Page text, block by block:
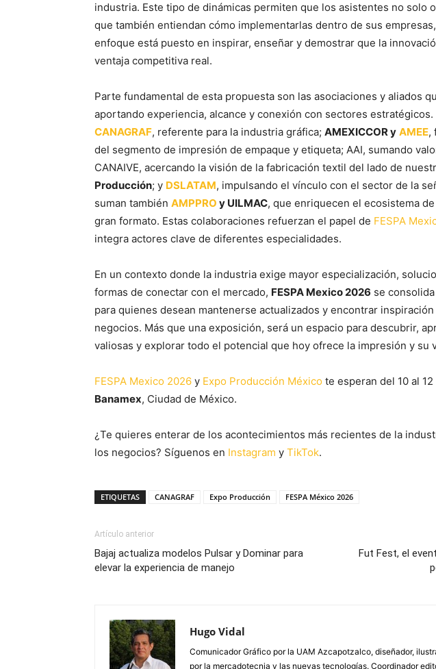
industria. Este tipo de dinámicas permiten que los asistentes no solo
que también entiendan cómo implementarlas dentro de sus
enfoque está puesto en inspirar, enseñar y demostrar que la
ventaja competitiva real.
Parte fundamental de esta propuesta son las asociaciones y aliados
aportando experiencia, alcance y conexión con sectores
CANAGRAF, referente para la industria gráfica; AMEXICCOR y AMEE,
del segmento de impresión de empaque y etiqueta; AAI, sumando
CANAIVE, acercando la visión de la fabricación textil del lado de
Producción; y DSLATAM, impulsando el vínculo con el sector de la
suman también AMPPRO y UILMAC, que enriquecen el ecosistema
gran formato. Estas colaboraciones refuerzan el papel de FESPA
integra actores clave de diferentes especialidades.
En un contexto donde la industria exige mayor especialización,
formas de conectar con el mercado, FESPA Mexico 2026 se
para quienes desean mantenerse actualizados y encontrar
negocios. Más que una exposición, será un espacio para descubrir,
valiosas y explorar todo el potencial que hoy ofrece la impresión y su
FESPA Mexico 2026 y Expo Producción México te esperan del 10 al
Banamex, Ciudad de México.
¿Te quieres enterar de los acontecimientos más recientes de la
los negocios? Síguenos en Instagram y TikTok.
ETIQUETAS CANAGRAF Expo Producción FESPA México 2026
Artículo anterior
Bajaj actualiza modelos Pulsar y Dominar para
elevar la experiencia de manejo
Fut Fest, el
Hugo Vidal
Comunicador Gráfico por la UAM Azcapotzalco, diseñador,
por la mercadotecnia y las nuevas tecnologías. Coordinador